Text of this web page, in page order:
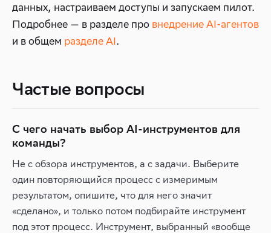
данных, настраиваем доступы и запускаем пилот.
Подробнее — в разделе про внедрение AI-агентов
и в общем разделе AI.
Частые вопросы
С чего начать выбор AI-инструментов для
команды?
Не с обзора инструментов, а с задачи. Выберите
один повторяющийся процесс с измеримым
результатом, опишите, что для него значит
«сделано», и только потом подбирайте инструмент
под этот процесс. Инструмент, выбранный «вообще